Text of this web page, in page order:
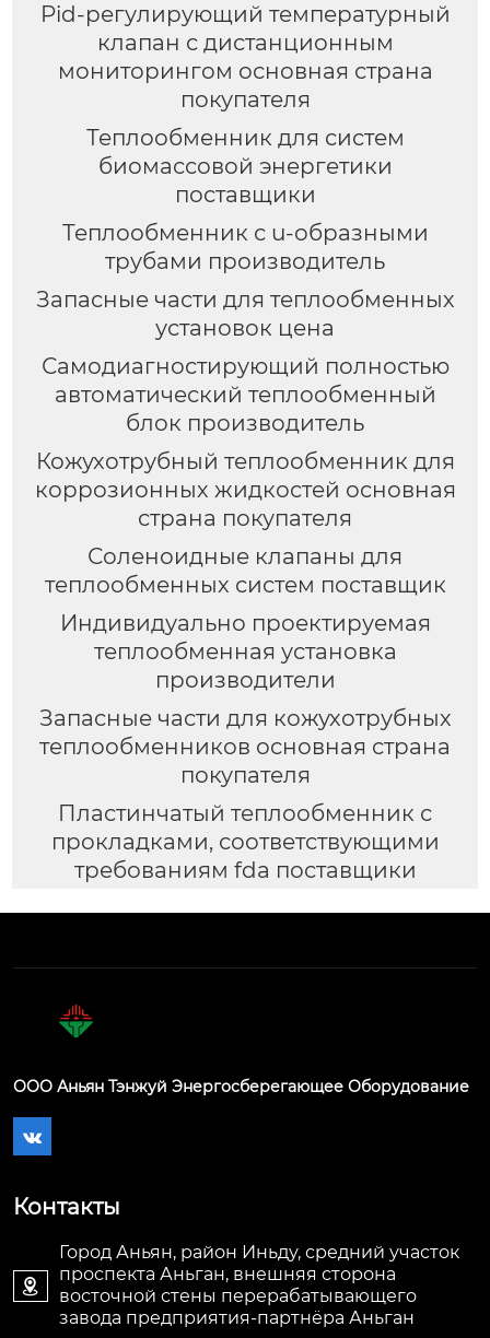
Pid-регулирующий температурный
клапан с дистанционным
мониторингом основная страна
покупателя
Теплообменник для систем
биомассовой энергетики
поставщики
Теплообменник с u-образными
трубами производитель
Запасные части для теплообменных
установок цена
Самодиагностирующий полностью
автоматический теплообменный
блок производитель
Кожухотрубный теплообменник для
коррозионных жидкостей основная
страна покупателя
Соленоидные клапаны для
теплообменных систем поставщик
Индивидуально проектируемая
теплообменная установка
производители
Запасные части для кожухотрубных
теплообменников основная страна
покупателя
Пластинчатый теплообменник с
прокладками, соответствующими
требованиям fda поставщики
ООО Аньян Тэнжуй Энергосберегающее Оборудование

Контакты

Город Аньян, район Иньду, средний участок
проспекта Аньган, внешняя сторона
восточной стены перерабатывающего
завода предприятия-партнёра Аньган